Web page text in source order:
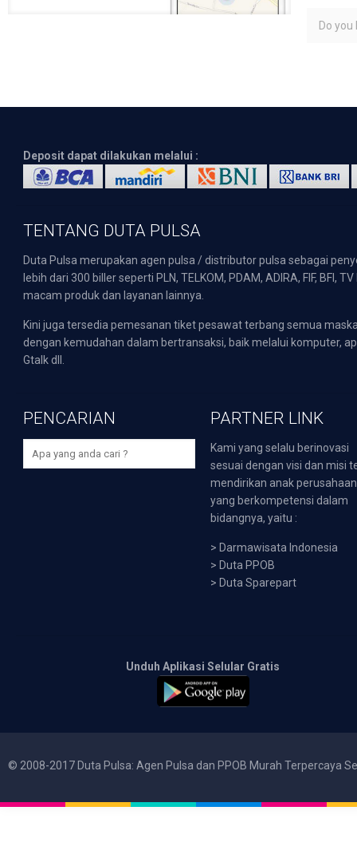
Do you
Deposit dapat dilakukan melalui :
TENTANG DUTA PULSA
Duta Pulsa merupakan agen pulsa / distributor pulsa sebagai
lebih dari 300 biller seperti PLN, TELKOM, PDAM, ADIRA, FIF,
macam produk dan layanan lainnya.
Kini juga tersedia pemesanan tiket pesawat terbang semua
dengan kemudahan dalam bertransaksi, baik melalui komputer,
Gtalk dll.
PENCARIAN PARTNER LINK
Kami yang selalu berinovasi
sesuai dengan visi dan misi
mendirikan anak perusahaan
yang berkompetensi dalam
bidangnya, yaitu :
> Darmawisata Indonesia
> Duta PPOB
> Duta Sparepart
Unduh Aplikasi Selular Gratis
© 2008-2017 Duta Pulsa: Agen Pulsa dan PPOB Murah Terpercaya